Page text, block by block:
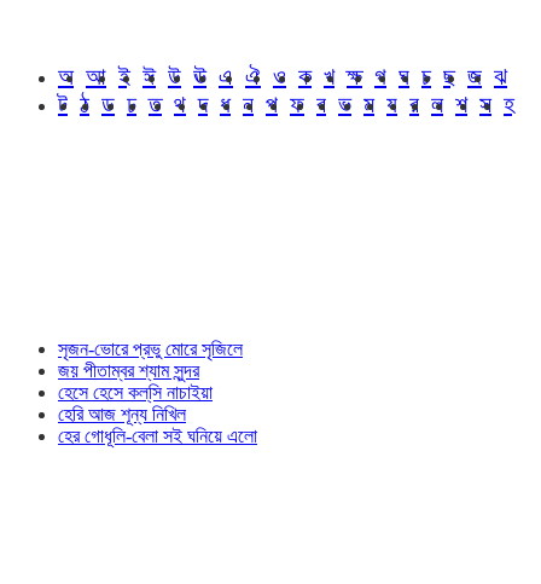
অ আ ই ঈ উ ঊ এ ঐ ও ক খ ক্ষ গ ঘ চ ছ জ ঝ
ট ঠ ড ঢ ত থ দ ধ ন প ফ ব ভ ম য র ল শ স হ
সৃজন-ভোরে প্রভু মোরে সৃজিলে
জয় পীতাম্বর শ্যাম সুন্দর
হেসে হেসে কল্‌সি নাচাইয়া
হেরি আজ শূন্য নিখিল
হের গোধূলি-বেলা সই ঘনিয়ে এলো